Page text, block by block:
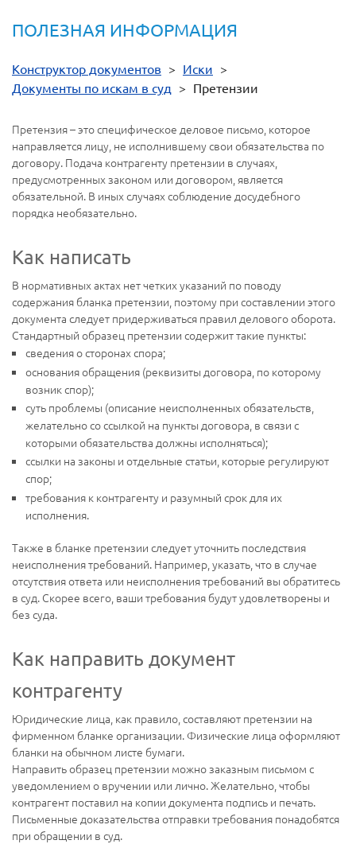
ПОЛЕЗНАЯ ИНФОРМАЦИЯ
Конструктор документов > Иски >
Документы по искам в суд > Претензии
Претензия – это специфическое деловое письмо, которое
направляется лицу, не исполнившему свои обязательства по
договору. Подача контрагенту претензии в случаях,
предусмотренных законом или договором, является
обязательной. В иных случаях соблюдение досудебного
порядка необязательно.
Как написать
В нормативных актах нет четких указаний по поводу
содержания бланка претензии, поэтому при составлении этого
документа следует придерживаться правил делового оборота.
Стандартный образец претензии содержит такие пункты:
сведения о сторонах спора;
основания обращения (реквизиты договора, по которому
возник спор);
суть проблемы (описание неисполненных обязательств,
желательно со ссылкой на пункты договора, в связи с
которыми обязательства должны исполняться);
ссылки на законы и отдельные статьи, которые регулируют
спор;
требования к контрагенту и разумный срок для их
исполнения.
Также в бланке претензии следует уточнить последствия
неисполнения требований. Например, указать, что в случае
отсутствия ответа или неисполнения требований вы обратитесь
в суд. Скорее всего, ваши требования будут удовлетворены и
без суда.
Как направить документ
контрагенту
Юридические лица, как правило, составляют претензии на
фирменном бланке организации. Физические лица оформляют
бланки на обычном листе бумаги.
Направить образец претензии можно заказным письмом с
уведомлением о вручении или лично. Желательно, чтобы
контрагент поставил на копии документа подпись и печать.
Письменные доказательства отправки требования понадобятся
при обращении в суд.